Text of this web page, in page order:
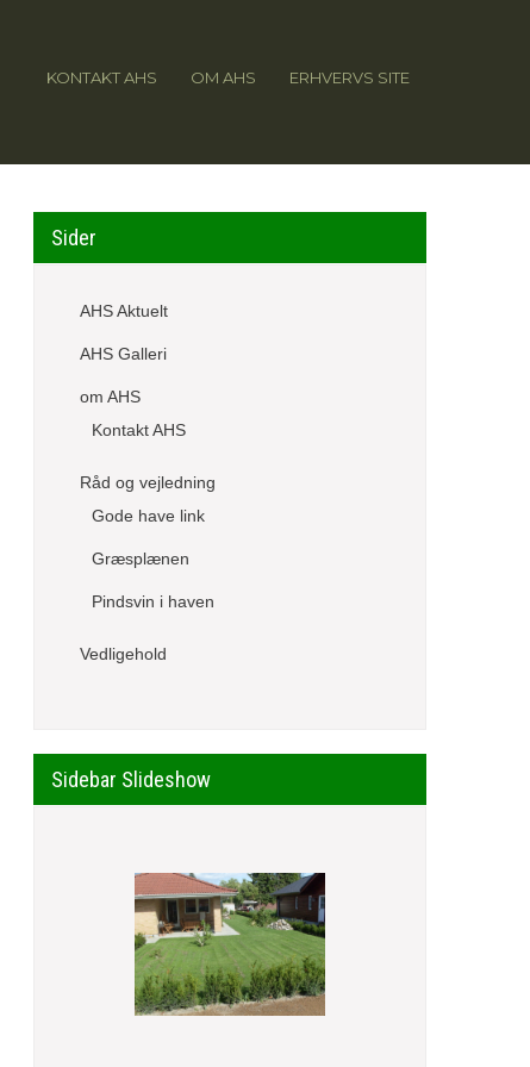
KONTAKT AHS OM AHS ERHVERVS SITE
Sider
AHS Aktuelt
AHS Galleri
om AHS
Kontakt AHS
Råd og vejledning
Gode have link
Græsplænen
Pindsvin i haven
Vedligehold
Sidebar Slideshow